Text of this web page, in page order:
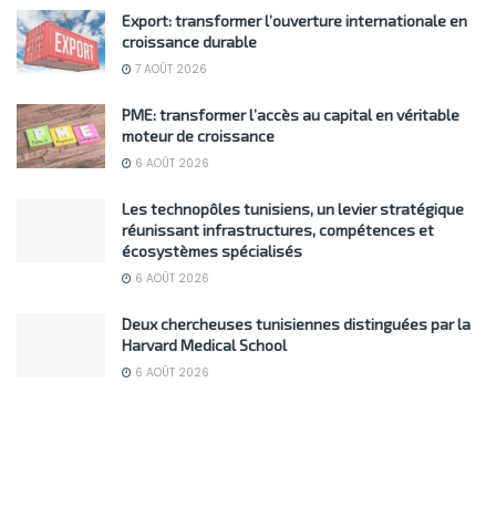
Export: transformer l’ouverture internationale en
croissance durable
7 AOÛT 2026
PME: transformer l’accès au capital en véritable
moteur de croissance
6 AOÛT 2026
Les technopôles tunisiens, un levier stratégique
réunissant infrastructures, compétences et
écosystèmes spécialisés
6 AOÛT 2026
Deux chercheuses tunisiennes distinguées par la
Harvard Medical School
6 AOÛT 2026